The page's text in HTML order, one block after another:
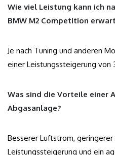
Wie viel Leistung kann ich
BMW M2 Competition
Je nach Tuning und anderen
einer Leistungssteigerung von
Was sind die Vorteile einer
Abgasanlage?
Besserer Luftstrom, geringerer
Leistungssteigerung und ein